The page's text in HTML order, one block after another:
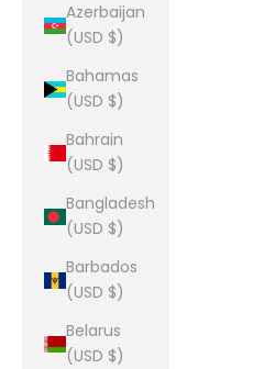
Azerbaijan
(USD $)
Bahamas
(USD $)
Bahrain
(USD $)
Bangladesh
(USD $)
Barbados
(USD $)
Belarus
(USD $)